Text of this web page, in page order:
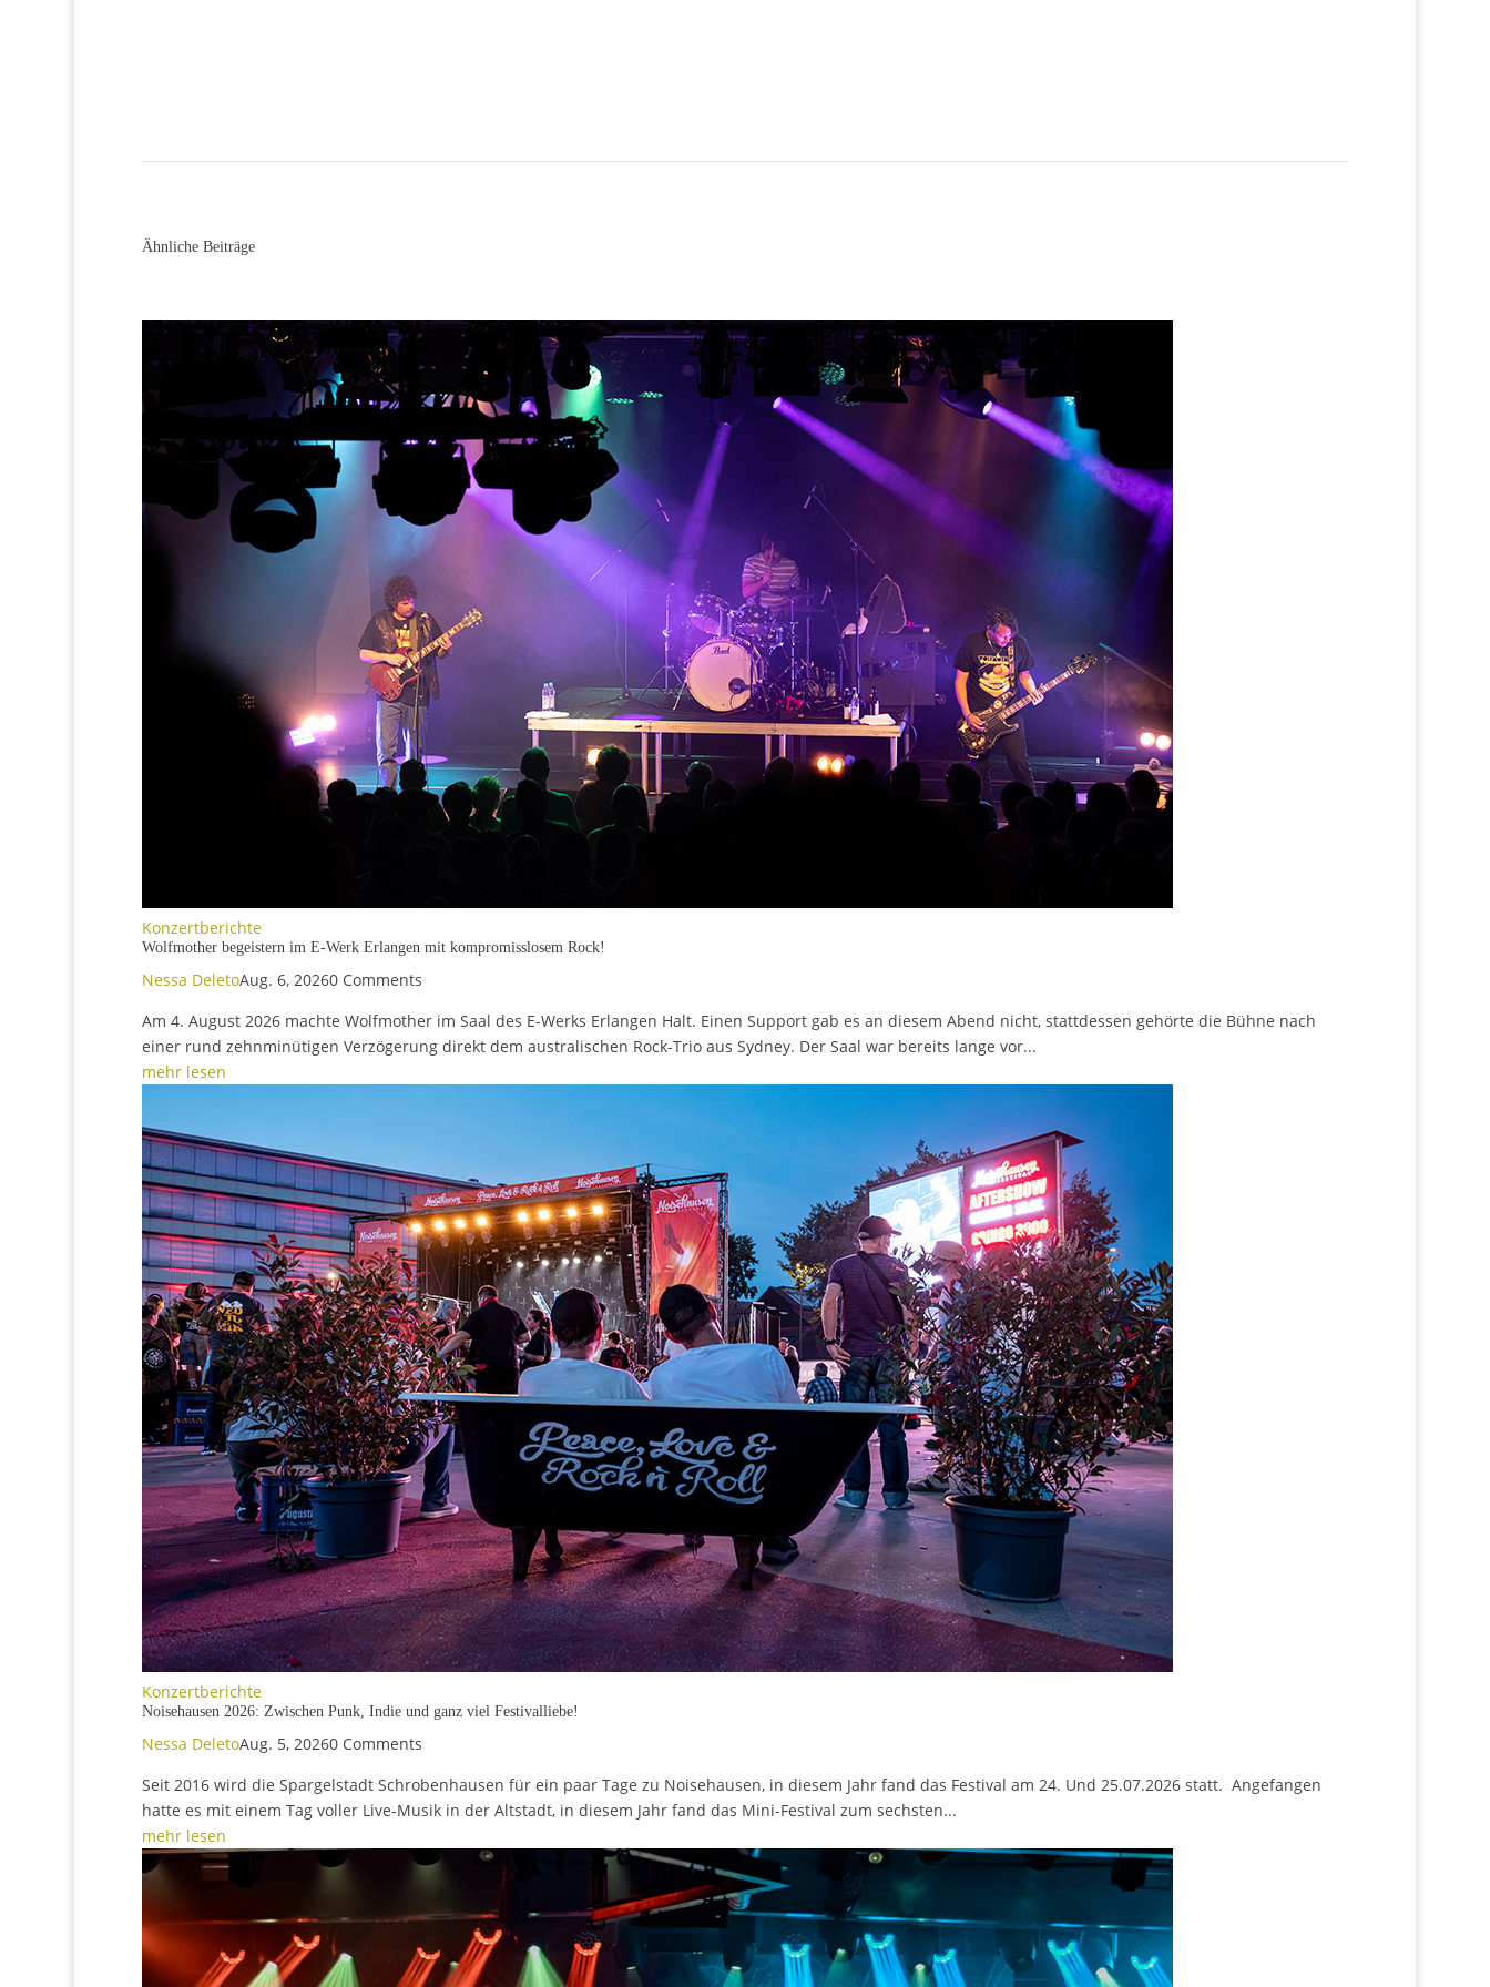
Wolfmother begeistern im E-Werk Erlangen mit kompromisslosem Rock!
einer rund zehnminütigen Verzögerung direkt dem australischen Rock-Trio aus Sydney. Der Saal war bereits lange vor...
mehr lesen
Konzertberichte
Noisehausen 2026: Zwischen Punk, Indie und ganz viel Festivalliebe!
Nessa DeletoAug. 5, 20260 Comments
Seit 2016 wird die Spargelstadt Schrobenhausen für ein paar Tage zu Noisehausen, in diesem Jahr fand das Festival am 24. Und 25.07.2026 statt. Angefangen
hatte es mit einem Tag voller Live-Musik in der Altstadt, in diesem Jahr fand das Mini-Festival zum sechsten...
mehr lesen